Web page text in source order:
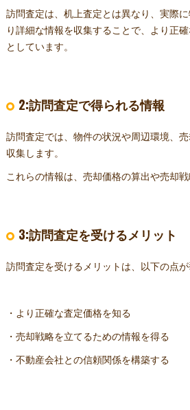
訪問査定は、机上査定とは異なり、実際
り詳細な情報を収集することで、より正
としています。
2:訪問査定で得られる情報
訪問査定では、物件の状況や周辺環境、
収集します。
これらの情報は、売却価格の算出や売却戦
3:訪問査定を受けるメリット
訪問査定を受けるメリットは、以下の点が
・より正確な査定価格を知る
・売却戦略を立てるための情報を得る
・不動産会社との信頼関係を構築する